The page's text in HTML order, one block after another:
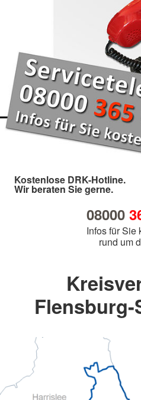
Kostenlose DRK-Hotline.
Wir beraten Sie gerne.
08000
Infos für Sie
rund um
Flensburg-